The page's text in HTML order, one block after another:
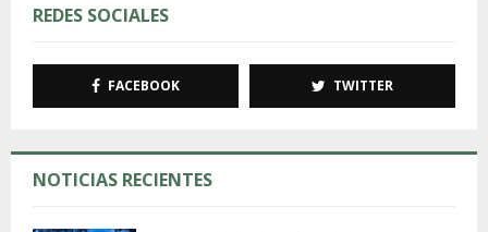
REDES SOCIALES
FACEBOOK TWITTER
NOTICIAS RECIENTES